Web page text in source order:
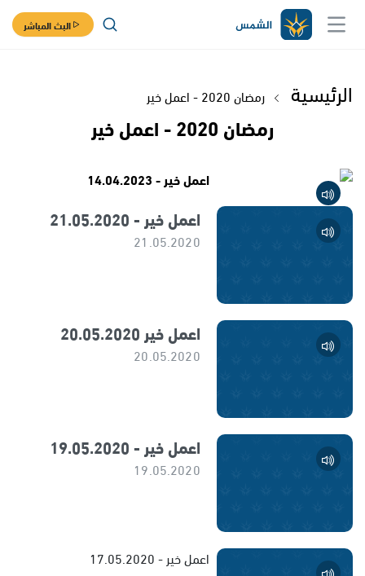
البث المباشر
الرئيسية رمضان 2020 - اعمل خير
رمضان 2020 - اعمل خير
اعمل خير - 14.04.2023
اعمل خير - 21.05.2020
21.05.2020
اعمل خير 20.05.2020
20.05.2020
اعمل خير - 19.05.2020
19.05.2020
اعمل خير - 17.05.2020